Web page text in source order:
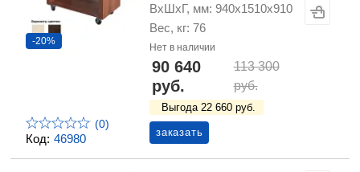
Код: 46980
-20%
(0)
ВхШхГ, мм: 940х1510х910
Вес, кг: 76
Нет в наличии
90 640
руб.
113 300
руб.
Выгода 22 660 руб.
заказать